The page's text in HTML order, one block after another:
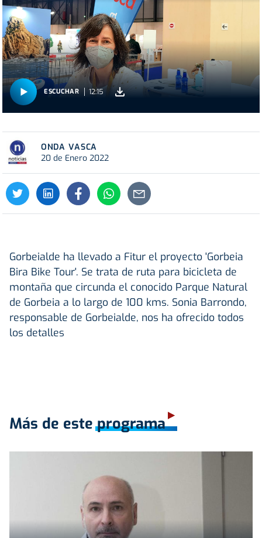
ESCUCHAR 12:15
ONDA VASCA
20 de Enero 2022
Gorbeialde ha llevado a Fitur el proyecto 'Gorbeia
Bira Bike Tour'. Se trata de ruta para bicicleta de
montaña que circunda el conocido Parque Natural
de Gorbeia a lo largo de 100 kms. Sonia Barrondo,
responsable de Gorbeialde, nos ha ofrecido todos
los detalles
Más de este programa